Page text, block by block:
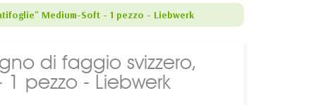
Medium-Soft - 1 pezzo - Liebwerk
di faggio svizzero,
pezzo - Liebwerk